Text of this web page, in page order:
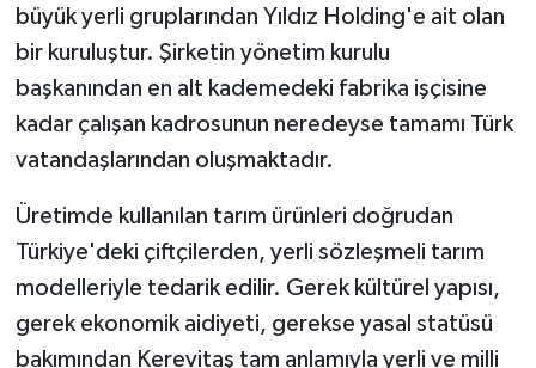
büyük yerli gruplarından Yıldız Holding'e ait olan
bir kuruluştur. Şirketin yönetim kurulu
başkanından en alt kademedeki fabrika işçisine
kadar çalışan kadrosunun neredeyse tamamı Türk
vatandaşlarından oluşmaktadır.
Üretimde kullanılan tarım ürünleri doğrudan
Türkiye'deki çiftçilerden, yerli sözleşmeli tarım
modelleriyle tedarik edilir. Gerek kültürel yapısı,
gerek ekonomik aidiyeti, gerekse yasal statüsü
bakımından Kerevitaş tam anlamıyla yerli ve milli